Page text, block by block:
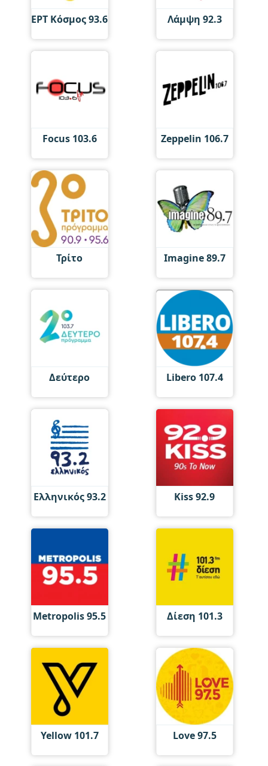
ΕΡΤ Κόσμος 93.6 Λάμψη 92.3
Focus 103.6 Zeppelin 106.7
Τρίτο Imagine 89.7
Δεύτερο Libero 107.4
Ελληνικός 93.2 Kiss 92.9
Metropolis 95.5 Δίεση 101.3
Yellow 101.7 Love 97.5